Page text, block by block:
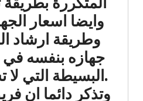
وايضا اسعار
وطريقة ارشاد
جهازه بنفسه في
.البسيطة التي
وتذكر دائما ان